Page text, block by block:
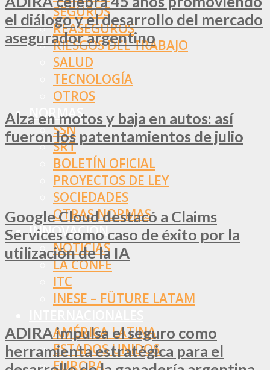
SEGUROS
REASEGUROS
RIESGOS DEL TRABAJO
SALUD
TECNOLOGÍA
OTROS
NORMAS
SSN
SRT
BOLETÍN OFICIAL
PROYECTOS DE LEY
SOCIEDADES
OTRAS NORMAS
INNOVACIÓN
NOTICIAS
LA CONFE
ITC
INESE – FÜTURE LATAM
AMÉRICA LATINA
ESTADOS UNIDOS
EUROPA
el diálogo y el desarrollo del mercado
asegurador argentino
Alza en motos y baja en autos: así
fueron los patentamientos de julio
Google Cloud destacó a Claims
Services como caso de éxito por la
utilización de la IA
ADIRA impulsa el seguro como
herramienta estratégica para el